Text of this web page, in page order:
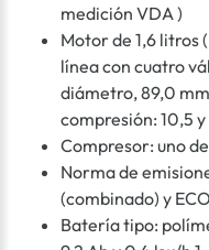
medición VDA )
Motor de 1,6 litros
línea con cuatro
diámetro, 89,0
compresión: 10,5
Compresor: uno
Norma de
(combinado) y ECO
Batería tipo: